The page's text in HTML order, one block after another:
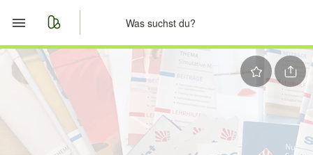
Start
Merkliste
Nachrichten